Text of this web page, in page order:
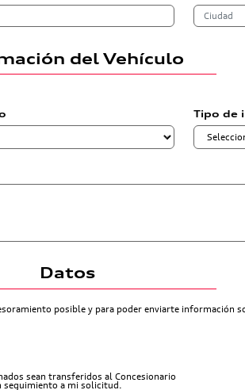
del Vehículo
Tipo de
Datos
posible y para poder enviarte información
sean transferidos al Concesionario
seguimiento a mi solicitud.